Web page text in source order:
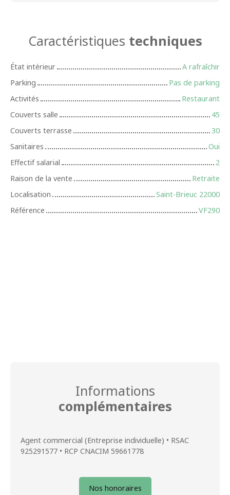
Caractéristiques techniques
État intérieur
A rafraîchir
Parking
Pas de parking
Activités
Restaurant
Couverts salle
45
Couverts terrasse
30
Sanitaires
Oui
Effectif salarial
2
Raison de la vente
Retraite
Localisation
Saint-Brieuc 22000
Référence
VF290
Informations
complémentaires
Agent commercial (Entreprise individuelle) • RSAC
925291577 • RCP CNACIM 59661778
Nos honoraires